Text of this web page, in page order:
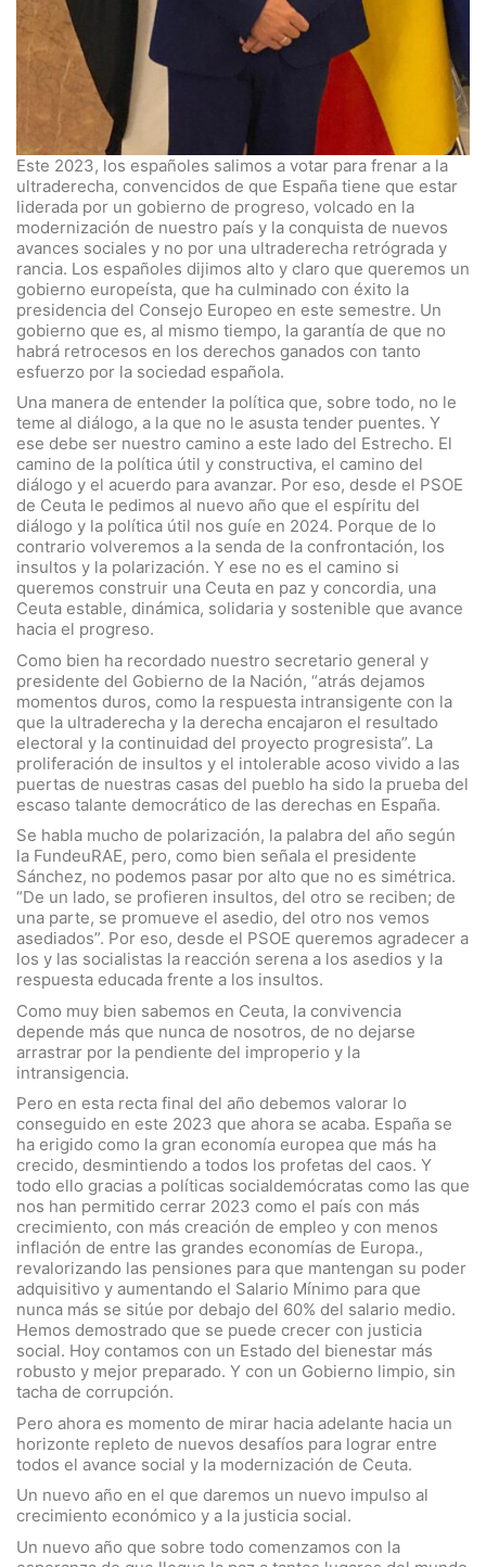
Este 2023, los españoles salimos a votar para frenar a la
ultraderecha, convencidos de que España tiene que estar
liderada por un gobierno de progreso, volcado en la
modernización de nuestro país y la conquista de nuevos
avances sociales y no por una ultraderecha retrógrada y
rancia. Los españoles dijimos alto y claro que queremos un
gobierno europeísta, que ha culminado con éxito la
presidencia del Consejo Europeo en este semestre. Un
gobierno que es, al mismo tiempo, la garantía de que no
habrá retrocesos en los derechos ganados con tanto
esfuerzo por la sociedad española.
Una manera de entender la política que, sobre todo, no le
teme al diálogo, a la que no le asusta tender puentes. Y
ese debe ser nuestro camino a este lado del Estrecho. El
camino de la política útil y constructiva, el camino del
diálogo y el acuerdo para avanzar. Por eso, desde el PSOE
de Ceuta le pedimos al nuevo año que el espíritu del
diálogo y la política útil nos guíe en 2024. Porque de lo
contrario volveremos a la senda de la confrontación, los
insultos y la polarización. Y ese no es el camino si
queremos construir una Ceuta en paz y concordia, una
Ceuta estable, dinámica, solidaria y sostenible que avance
hacia el progreso.
Como bien ha recordado nuestro secretario general y
presidente del Gobierno de la Nación, “atrás dejamos
momentos duros, como la respuesta intransigente con la
que la ultraderecha y la derecha encajaron el resultado
electoral y la continuidad del proyecto progresista”. La
proliferación de insultos y el intolerable acoso vivido a las
puertas de nuestras casas del pueblo ha sido la prueba del
escaso talante democrático de las derechas en España.
Se habla mucho de polarización, la palabra del año según
la FundeuRAE, pero, como bien señala el presidente
Sánchez, no podemos pasar por alto que no es simétrica.
“De un lado, se profieren insultos, del otro se reciben; de
una parte, se promueve el asedio, del otro nos vemos
asediados”. Por eso, desde el PSOE queremos agradecer a
los y las socialistas la reacción serena a los asedios y la
respuesta educada frente a los insultos.
Como muy bien sabemos en Ceuta, la convivencia
depende más que nunca de nosotros, de no dejarse
arrastrar por la pendiente del improperio y la
intransigencia.
Pero en esta recta final del año debemos valorar lo
conseguido en este 2023 que ahora se acaba. España se
ha erigido como la gran economía europea que más ha
crecido, desmintiendo a todos los profetas del caos. Y
todo ello gracias a políticas socialdemócratas como las que
nos han permitido cerrar 2023 como el país con más
crecimiento, con más creación de empleo y con menos
inflación de entre las grandes economías de Europa.,
revalorizando las pensiones para que mantengan su poder
adquisitivo y aumentando el Salario Mínimo para que
nunca más se sitúe por debajo del 60% del salario medio.
Hemos demostrado que se puede crecer con justicia
social. Hoy contamos con un Estado del bienestar más
robusto y mejor preparado. Y con un Gobierno limpio, sin
tacha de corrupción.
Pero ahora es momento de mirar hacia adelante hacia un
horizonte repleto de nuevos desafíos para lograr entre
todos el avance social y la modernización de Ceuta.
Un nuevo año en el que daremos un nuevo impulso al
crecimiento económico y a la justicia social.
Un nuevo año que sobre todo comenzamos con la